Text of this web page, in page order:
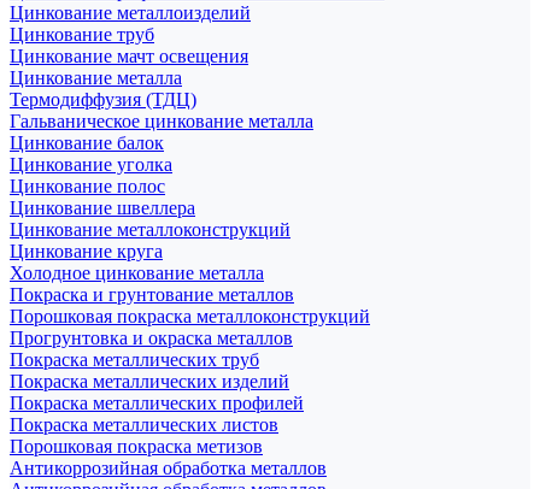
Цинкование металлоизделий
Цинкование труб
Цинкование мачт освещения
Цинкование металла
Термодиффузия (ТДЦ)
Гальваническое цинкование металла
Цинкование балок
Цинкование уголка
Цинкование полос
Цинкование швеллера
Цинкование металлоконструкций
Цинкование круга
Холодное цинкование металла
Покраска и грунтование металлов
Порошковая покраска металлоконструкций
Прогрунтовка и окраска металлов
Покраска металлических труб
Покраска металлических изделий
Покраска металлических профилей
Покраска металлических листов
Порошковая покраска метизов
Антикоррозийная обработка металлов